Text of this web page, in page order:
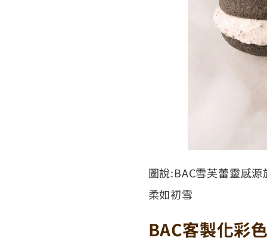
圖說:BAC雪芙蕾靈感
柔如初雪
BAC客製化彩